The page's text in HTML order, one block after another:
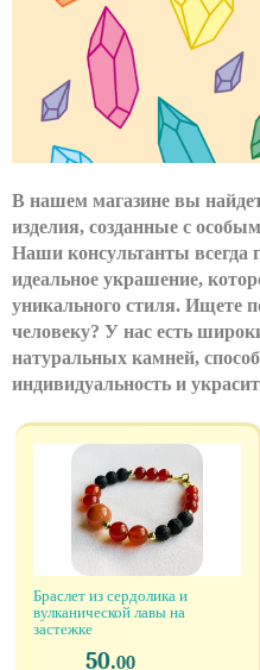
В нашем магазине вы
изделия, созданные с
Наши консультанты
идеальное украшение,
уникального стиля. Ищете
человеку? У нас есть
натуральных камней,
индивидуальность и
Браслет из сердолика и
вулканической лавы на
застежке
50.00